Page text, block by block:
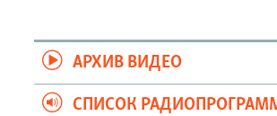
АРХИВ ВИДЕО
СПИСОК